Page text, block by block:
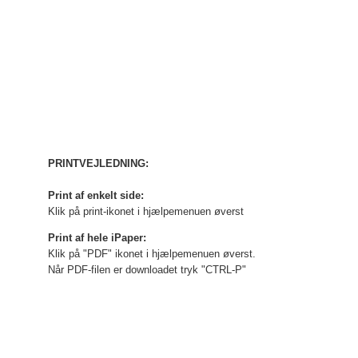
PRINTVEJLEDNING:
Print af enkelt side:
Klik på print-ikonet i hjælpemenuen øverst
Print af hele iPaper:
Klik på "PDF" ikonet i hjælpemenuen øverst.
Når PDF-filen er downloadet tryk "CTRL-P"